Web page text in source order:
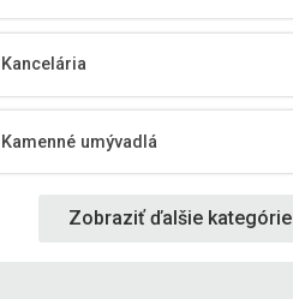
Kancelária
Kamenné umývadlá
Zobraziť ďalšie kategórie